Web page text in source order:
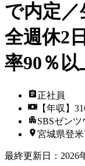
で内定
全週休2
率90％以
正社員
【年収】
SBSゼンツ
宮城県登
最終更新日 ： 2026